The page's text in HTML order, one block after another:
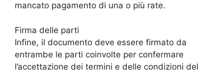
mancato pagamento di una o più rate.
Firma delle parti
Infine, il documento deve essere firmato da
entrambe le parti coinvolte per confermare
l’accettazione dei termini e delle condizioni del